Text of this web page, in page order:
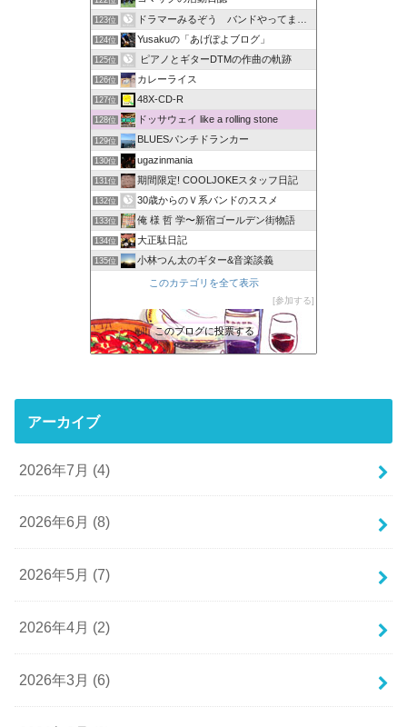
123位 ドラマーみるぞう バンドやってまするぅ
124位 Yusakuの「あげぽよブログ」
125位 ピアノとギターDTMの作曲の軌跡
126位 カレーライス
127位 48X-CD-R
128位 ドッサウェイ like a rolling stone
129位 BLUESパンチドランカー
130位 ugazinmania
131位 期間限定! COOLJOKEスタッフ日記
132位 30歳からのＶ系バンドのススメ
133位 俺 様 哲 学〜新宿ゴールデン街物語
134位 大正駄日記
135位 小林つん太のギター&音楽談義
このカテゴリを全て表示
参加する
このブログに投票する
アーカイブ
2026年7月 (4)
2026年6月 (8)
2026年5月 (7)
2026年4月 (2)
2026年3月 (6)